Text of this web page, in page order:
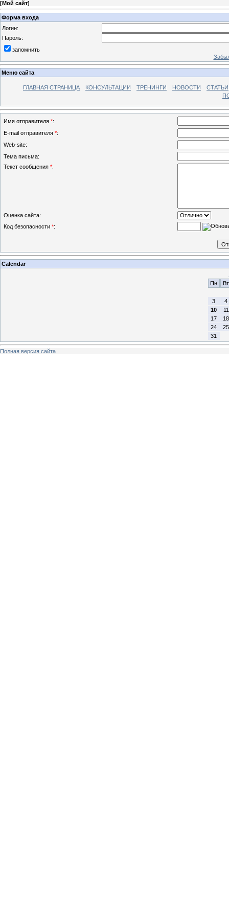
[Мой сайт]
Форма входа
Логин:
Пароль:
запомнить
Меню сайта
ГЛАВНАЯ СТРАНИЦА КОНСУЛЬТАЦИИ ТРЕНИНГИ НОВОСТИ
СТАТЬИ
Имя отправителя *:
E-mail отправителя *:
Web-site:
Тема письма:
Текст сообщения *:
Оценка сайта:
Код безопасности *:
Calendar
Пн
Вт
3
4
10
11
17
18
24
25
31
Полная версия сайта